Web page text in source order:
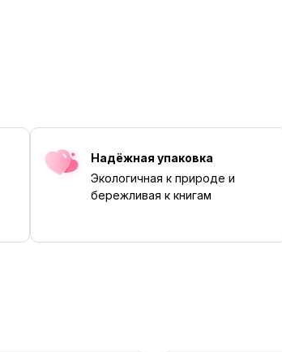
Надёжная упаковка
Экологичная к природе и
бережливая к книгам